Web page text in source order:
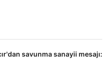
savunma sanayii mesajı: